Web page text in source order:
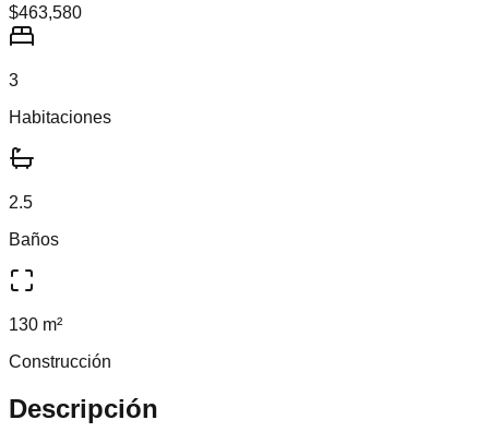
$463,580
3
Habitaciones
2.5
Baños
130 m²
Construcción
Descripción